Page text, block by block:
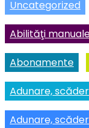
Uncategorized
Abilităţi
Abonamente
Adunare,
Adunare,